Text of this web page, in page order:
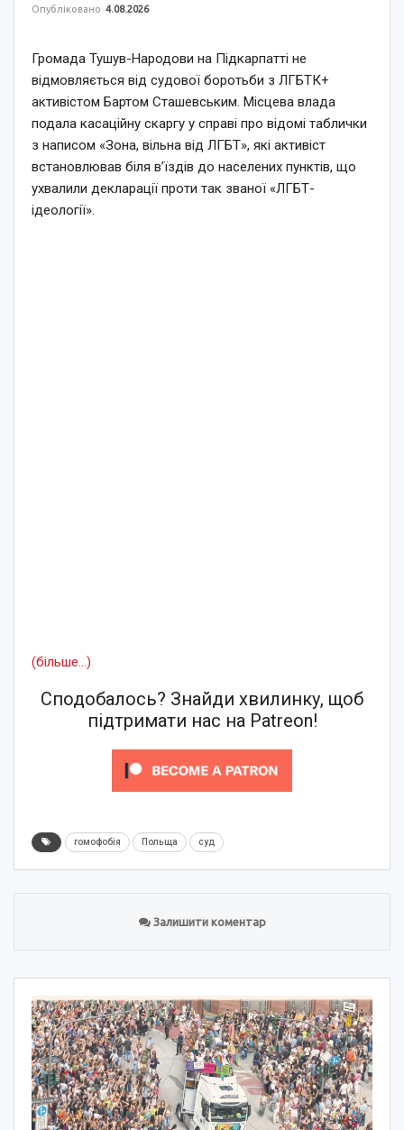
Опубліковано 4.08.2026
Громада Тушув-Народови на Підкарпатті не
відмовляється від судової боротьби з ЛГБТК+
активістом Бартом Сташевським. Місцева влада
подала касаційну скаргу у справі про відомі таблички
з написом «Зона, вільна від ЛГБТ», які активіст
встановлював біля в’їздів до населених пунктів, що
ухвалили декларації проти так званої «ЛГБТ-
ідеології».
(більше…)
Сподобалось? Знайди хвилинку, щоб
підтримати нас на Patreon!
гомофобія Польща суд
Залишити коментар